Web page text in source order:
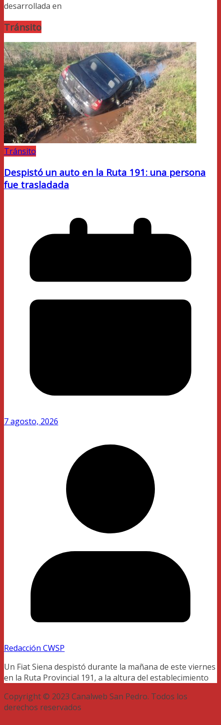
desarrollada en
Tránsito
Tránsito
Despistó un auto en la Ruta 191: una persona
fue trasladada
7 agosto, 2026
Redacción CWSP
Un Fiat Siena despistó durante la mañana de este viernes
en la Ruta Provincial 191, a la altura del establecimiento